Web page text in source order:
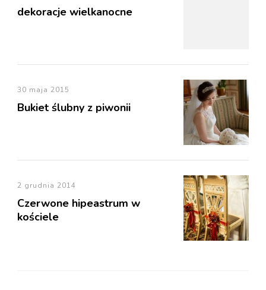
dekoracje wielkanocne
30 maja 2015
Bukiet ślubny z piwonii
2 grudnia 2014
Czerwone hipeastrum w
kościele